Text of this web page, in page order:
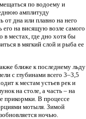
по водоему и
амплитуду
от дна или плавно на него
на висящую возле самого
в местах, где дно хотя бы
в мягкий слой и рыба ее
ближе к последнему льду
с глубинами всего 3–3,5
к местам устьев рек и
на столе, а часть – на
прикормки. В процессе
мотыля. Зимой
ночью.